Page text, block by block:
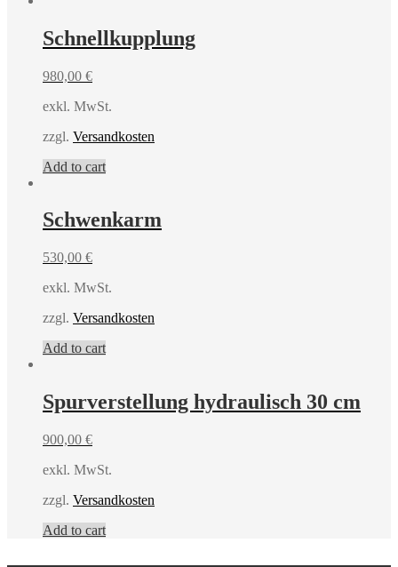
Schnellkupplung
980,00 €
exkl. MwSt.
zzgl. Versandkosten
Add to cart
Schwenkarm
530,00 €
exkl. MwSt.
zzgl. Versandkosten
Add to cart
Spurverstellung hydraulisch 30 cm
900,00 €
exkl. MwSt.
zzgl. Versandkosten
Add to cart